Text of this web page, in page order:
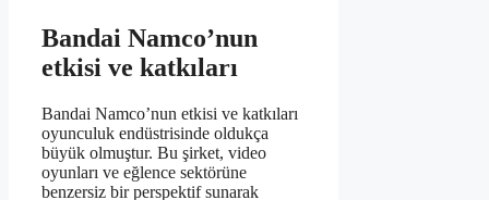
Bandai Namco’nun
etkisi ve katkıları
Bandai Namco’nun etkisi ve katkıları
oyunculuk endüstrisinde oldukça
büyük olmuştur. Bu şirket, video
oyunları ve eğlence sektörüne
benzersiz bir perspektif sunarak